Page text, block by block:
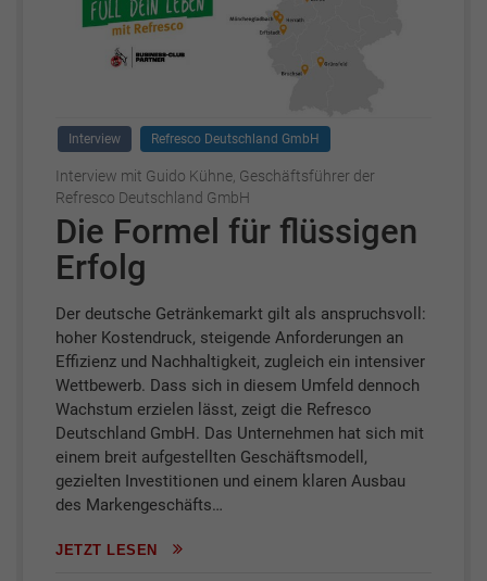
Interview Refresco Deutschland GmbH
Interview mit Guido Kühne, Geschäftsführer der
Refresco Deutschland GmbH
Die Formel für flüssigen
Erfolg
Der deutsche Getränkemarkt gilt als anspruchsvoll:
hoher Kostendruck, steigende Anforderungen an
Effizienz und Nachhaltigkeit, zugleich ein intensiver
Wettbewerb. Dass sich in diesem Umfeld dennoch
Wachstum erzielen lässt, zeigt die Refresco
Deutschland GmbH. Das Unternehmen hat sich mit
einem breit aufgestellten Geschäftsmodell,
gezielten Investitionen und einem klaren Ausbau
des Markengeschäfts…
JETZT LESEN